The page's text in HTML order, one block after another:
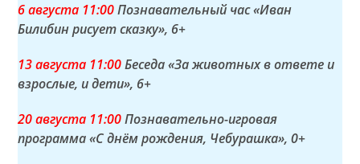
6 августа 11:00Познавательный час «Иван
Билибин рисует сказку», 6+
13 августа 11:00Беседа «За животных в ответе и
взрослые, и дети», 6+
20 августа 11:00Познавательно-игровая
программа «С днём рождения, Чебурашка», 0+